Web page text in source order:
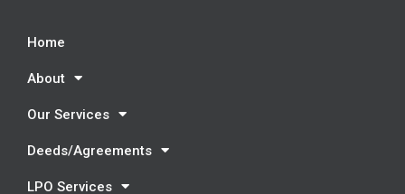
Home
About
Our Services
Deeds/Agreements
LPO Services